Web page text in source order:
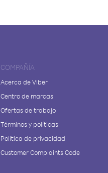
COMPAÑÍA
Acerca de Viber
Centro de marcas
Ofertas de trabajo
Términos y políticas
Política de privacidad
Customer Complaints Code